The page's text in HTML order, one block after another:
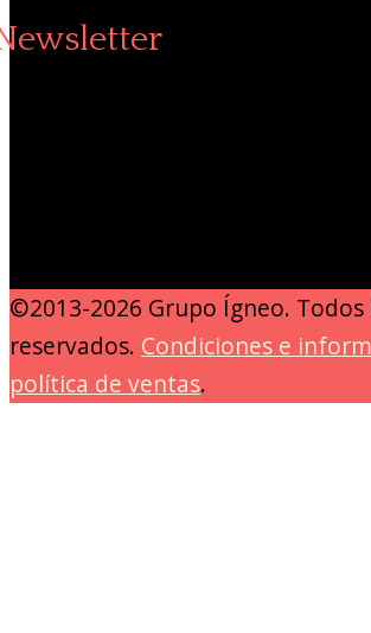
©2013-2026 Grupo Ígneo. Todos
reservados. Condiciones e
política de ventas.